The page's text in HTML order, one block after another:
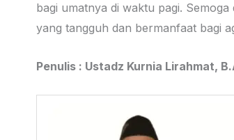
bagi umatnya di waktu pagi.
yang tangguh dan bermanfaat bagi
Penulis : Ustadz Kurnia Lirahmat,